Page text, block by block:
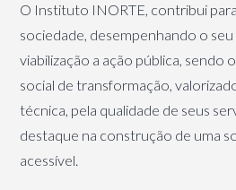
O Instituto INORTE, contribui
sociedade, desempenhando o seu
viabilização a ação pública, sendo
social de transformação,
técnica, pela qualidade de seus
destaque na construção de uma
acessível.